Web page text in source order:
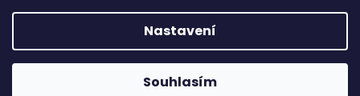
Nastavení
Souhlasím
Copyright 2026Klenoty Teplice. Všechna práva
vyhrazena.